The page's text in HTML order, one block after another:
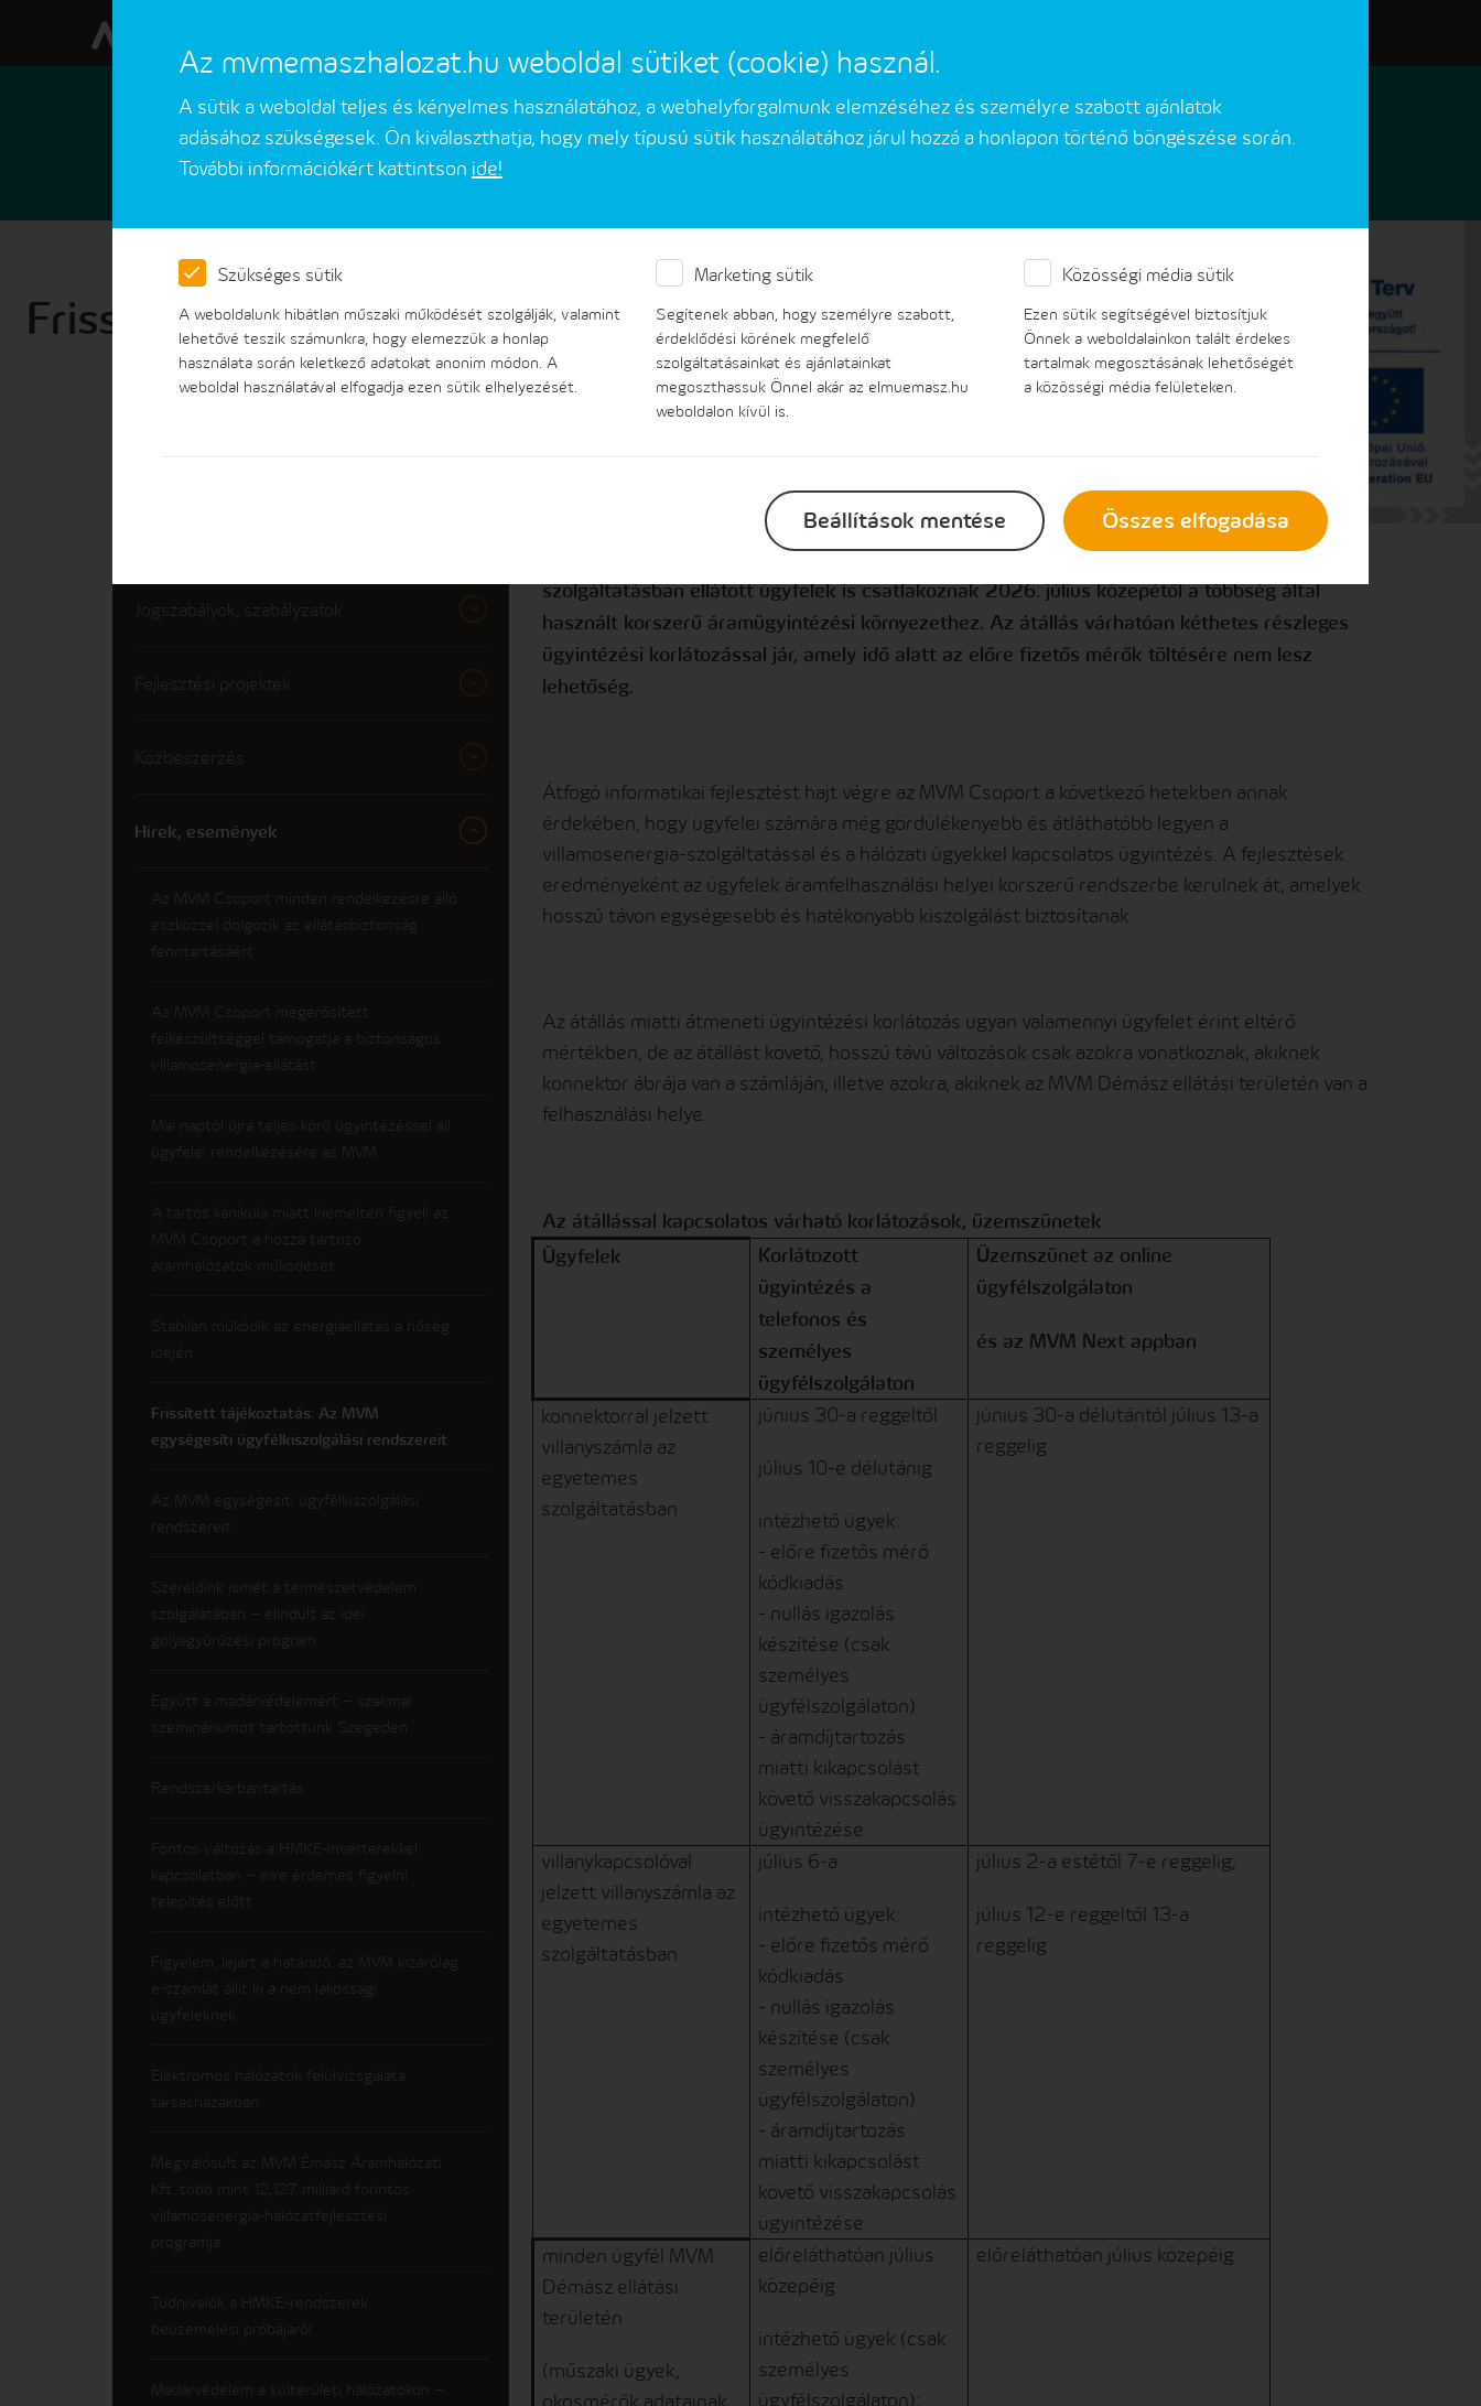
Ügyfeleinknek Ügyintézések
Frissített tájékoztatás: Az MVM egységesíti ügyfélkiszolgálási rendszereit
Jogszabályok, szabályzatok
Fejlesztési projektek
Közbeszerzés
Hírek, események
Az MVM Csoport minden rendelkezésre álló
eszközzel dolgozik az ellátásbiztonság
fenntartásáért
Az MVM Csoport megerősített
felkészültséggel támogatja a biztonságos
villamosenergia-ellátást
Mai naptól újra teljes körű ügyintézéssel áll
ügyfelei rendelkezésére az MVM
A tartós kánikula miatt kiemelten figyeli az
MVM Csoport a hozzá tartozó
áramhálózatok működését
Stabilan működik az energiaellátás a hőség
idején
Frissített tájékoztatás: Az MVM
egységesíti ügyfélkiszolgálási rendszereit
Az MVM egységesíti ügyfélkiszolgálási
rendszereit
Szerelőink ismét a természetvédelem
szolgálatában – elindult az idei
gólyagyűrűzési program
Együtt a madárvédelemért – szakmai
szemináriumot tartottunk Szegeden
Rendszerkarbantartás
Fontos változás a HMKE-inverterekkel
kapcsolatban – erre érdemes figyelni
telepítés előtt
Figyelem, lejárt a határidő: az MVM kizárólag
e-számlát állít ki a nem lakossági
ügyfeleknek
Elektromos hálózatok felülvizsgálata
társasházakban
Megvalósult az MVM Émász Áramhálózati
Kft. több mint 12,127 milliárd forintos
villamosenergia-hálózatfejlesztési
programja
Tudnivalók a HMKE-rendszerek
beüzemelési próbájáról
Madárvédelem a külterületi hálózatokon –
egyetemes szolgáltatásban ellátott ügyfelek, hanem a versenypiaci villamosenergia-
vásárlók, valamint az MVM Démász elosztói ügyfelei is egyszerűbben intézhetik ügyeiket.
Az egységesítés következtében a korábbi, konnektorral jelzett rendszerben lévő egyetemes
szolgáltatásban ellátott ügyfelek is csatlakoznak 2026. július közepétől a többség által
használt korszerű áramügyintézési környezethez. Az átállás várhatóan kéthetes részleges
ügyintézési korlátozással jár, amely idő alatt az előre fizetős mérők töltésére nem lesz
lehetőség.
Átfogó informatikai fejlesztést hajt végre az MVM Csoport a következő hetekben annak
érdekében, hogy ügyfelei számára még gördülékenyebb és átláthatóbb legyen a
villamosenergia-szolgáltatással és a hálózati ügyekkel kapcsolatos ügyintézés. A fejlesztések
eredményeként az ügyfelek áramfelhasználási helyei korszerű rendszerbe kerülnek át, amelyek
hosszú távon egységesebb és hatékonyabb kiszolgálást biztosítanak.
Az átállás miatti átmeneti ügyintézési korlátozás ugyan valamennyi ügyfelet érint eltérő
mértékben, de az átállást követő, hosszú távú változások csak azokra vonatkoznak, akiknek
konnektor ábrája van a számláján, illetve azokra, akiknek az MVM Démász ellátási területén van a
felhasználási helye.
Az átállással kapcsolatos várható korlátozások, üzemszünetek
Ügyfelek
Korlátozott
ügyintézés a
telefonos és
személyes
ügyfélszolgálaton
Üzemszünet az online
ügyfélszolgálaton
és az MVM Next appban
konnektorral jelzett
villanyszámla az
egyetemes
szolgáltatásban
június 30-a reggeltől
július 10-e délutánig
intézhető ügyek:
- előre fizetős mérő
kódkiadás
- nullás igazolás
készítése (csak
személyes
ügyfélszolgálaton)
- áramdíjtartozás
miatti kikapcsolást
követő visszakapcsolás
ügyintézése
június 30-a délutántól július 13-a
reggelig
villanykapcsolóval
jelzett villanyszámla az
egyetemes
szolgáltatásban
július 6-a
intézhető ügyek:
- előre fizetős mérő
kódkiadás
- nullás igazolás
készítése (csak
személyes
ügyfélszolgálaton)
- áramdíjtartozás
miatti kikapcsolást
követő visszakapcsolás
ügyintézése
július 2-a estétől 7-e reggelig;
július 12-e reggeltől 13-a
reggelig
minden ügyfél MVM
Démász ellátási
területén
(műszaki ügyek,
előreláthatóan július
közepéig
intézhető ügyek (csak
személyes
ügyfélszolgálaton):
előreláthatóan július közepéig
Az mvmemaszhalozat.hu weboldal sütiket (cookie) használ.
A sütik a weboldal teljes és kényelmes használatához, a webhelyforgalmunk elemzéséhez és személyre szabott ajánlatok
adásához szükségesek. Ön kiválaszthatja, hogy mely típusú sütik használatához járul hozzá a honlapon történő böngészése során.
További információkért kattintson ide!
Szükséges sütik
A weboldalunk hibátlan műszaki működését szolgálják, valamint
lehetővé teszik számunkra, hogy elemezzük a honlap
használata során keletkező adatokat anonim módon. A
weboldal használatával elfogadja ezen sütik elhelyezését.
Marketing sütik
Segítenek abban, hogy személyre szabott,
érdeklődési körének megfelelő
szolgáltatásainkat és ajánlatainkat
megoszthassuk Önnel akár az elmuemasz.hu
weboldalon kívül is.
Közösségi média sütik
Ezen sütik segítségével biztosítjuk
Önnek a weboldalainkon talált érdekes
tartalmak megosztásának lehetőségét
a közösségi média felületeken.
Beállítások mentése Összes elfogadása